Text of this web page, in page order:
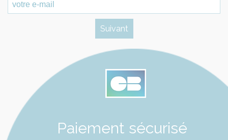
Paiement sécurisé